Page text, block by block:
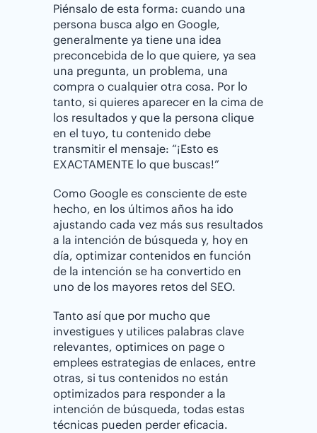
Piénsalo de esta forma: cuando una
persona busca algo en Google,
generalmente ya tiene una idea
preconcebida de lo que quiere, ya sea
una pregunta, un problema, una
compra o cualquier otra cosa. Por lo
tanto, si quieres aparecer en la cima de
los resultados y que la persona clique
en el tuyo, tu contenido debe
transmitir el mensaje: “¡Esto es
EXACTAMENTE lo que buscas!”
Como Google es consciente de este
hecho, en los últimos años ha ido
ajustando cada vez más sus resultados
a la intención de búsqueda y, hoy en
día, optimizar contenidos en función
de la intención se ha convertido en
uno de los mayores retos del SEO.
Tanto así que por mucho que
investigues y utilices palabras clave
relevantes, optimices on page o
emplees estrategias de enlaces, entre
otras, si tus contenidos no están
optimizados para responder a la
intención de búsqueda, todas estas
técnicas pueden perder eficacia.